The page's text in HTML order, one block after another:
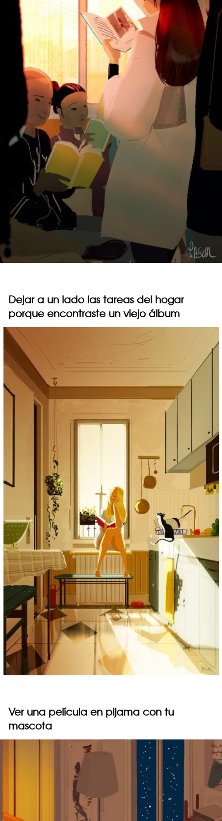
Dejar a un lado las tareas del hogar
porque encontraste un viejo álbum
Ver una película en pijama con tu
mascota